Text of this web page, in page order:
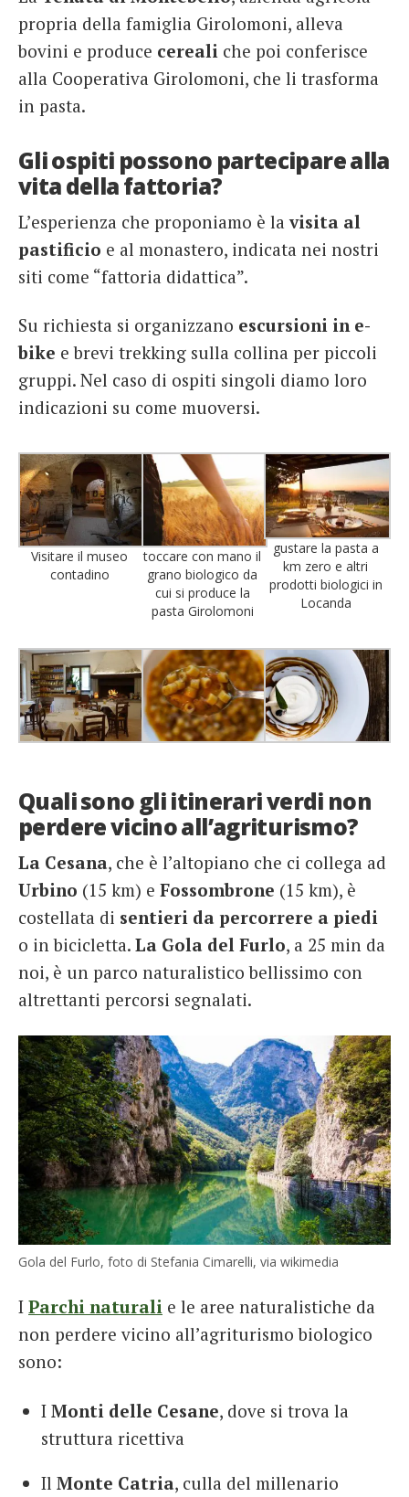
propria della famiglia Girolomoni, alleva
bovini e produce cereali che poi conferisce
alla Cooperativa Girolomoni, che li trasforma
in pasta.
Gli ospiti possono partecipare alla
vita della fattoria?
L’esperienza che proponiamo è lavisita al
pastificio e al monastero, indicata nei nostri
siti come “fattoria didattica”.
Su richiesta si organizzano escursioni in e-
bike e brevi trekking sulla collina per piccoli
gruppi. Nel caso di ospiti singoli diamo loro
indicazioni su come muoversi.
Visitare il museo
contadino
toccare con mano il
grano biologico da
cui si produce la
pasta Girolomoni
gustare la pasta a
km zero e altri
prodotti biologici in
Locanda
Quali sono gli itinerari verdi non
perdere vicino all’agriturismo?
La Cesana, che è l’altopiano che ci collega ad
Urbino (15 km) e Fossombrone (15 km), è
costellata di sentieri da percorrere a piedi
o in bicicletta. La Gola del Furlo, a 25 min da
noi, è un parco naturalistico bellissimo con
altrettanti percorsi segnalati.
Gola del Furlo, foto di Stefania Cimarelli, via wikimedia
I Parchi naturali e le aree naturalistiche da
non perdere vicino all’agriturismo biologico
sono:
I Monti delle Cesane, dove si trova la
struttura ricettiva
Il Monte Catria, culla del millenario